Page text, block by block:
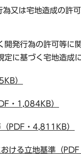
又は宅地造成の許
開発行為の許可等に
定に基づく宅地造成
）
・1,084KB）
PDF・4,811KB）
ける立地基準（PDF